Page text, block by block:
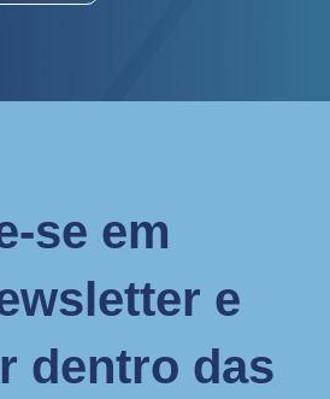
se em
e
dentro das